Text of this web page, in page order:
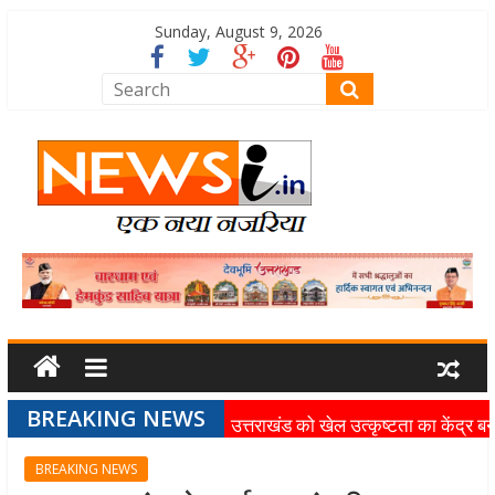
Sunday, August 9, 2026
BREAKING NEWS
उत्तराखंड को खेल उत्कृष्टता का केंद्र
स्पोर्ट्स यूनिवर्सिटी परियोजना
BREAKING NEWS